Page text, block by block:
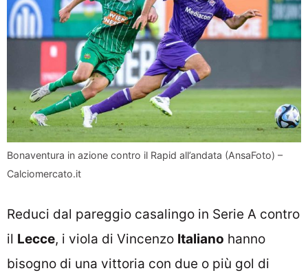
Bonaventura in azione contro il Rapid all’andata (AnsaFoto) –
Calciomercato.it
Reduci dal pareggio casalingo in Serie A contro
il Lecce, i viola di Vincenzo Italiano hanno
bisogno di una vittoria con due o più gol di